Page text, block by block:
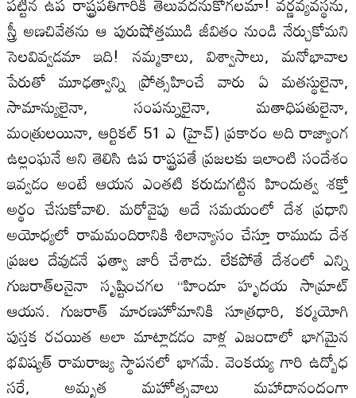
స్త్రీ అణచివేతను ఆ పురుషోత్తముడి జీవితం నుండి నేర్చుకోమని
సెలవివ్వడమా ఇది! నమ్మకాలు, విశ్వాసాలు, మనోభావాల
పేరుతో మూఢ‌త్వాన్ని ప్రోత్సహించే వారు ఏ మతస్థులైనా,
సామాన్యులైనా, సంపన్నులైనా, మతాధిపతులైనా,
మంత్రులయినా, ఆర్టికల్‌ 51 ఎ (హైచ్‌) ప్రకారం అది రాజ్యాంగ
ఉల్లంఘనే అని తెలిసి ఉప రాష్ట్రపతే ప్రజలకు ఇలాంటి సందేశం
ఇవ్వడం అంటే ఆయన ఎంతటి కరుడుగట్టిన హిందుత్వ శక్తో
అర్థం చేసుకోవాలి. మరోవైపు అదే సమయంలో దేశ ప్రధాని
అయోధ్యలో రామ‌మందిరానికి శిలాన్యాసం చేస్తూ రాముడు దేశ
ప్రజల దేవుడనే ఫత్వా జారీ చేశాడు. లేకపోతే దేశంలో ఎన్ని
గుజరాత్‌లనైనా సృష్టించగల “హిందూ హృదయ సామ్రాట్
ఆయన. గుజరాత్‌ మారణహోమానికి సూత్రధారి, కర్మయోగి
పుస్తక రచయిత అలా మాట్లాడడం వాళ్ల ఎజండాలో భాగమైన
భవిష్యత్‌ రామరాజ్య స్థాపనలో భాగమే. వెంక‌య్య‌ గారి ఉద్బోధ
సరే, అమృత మహోత్సవాలు మహాదానందంగా